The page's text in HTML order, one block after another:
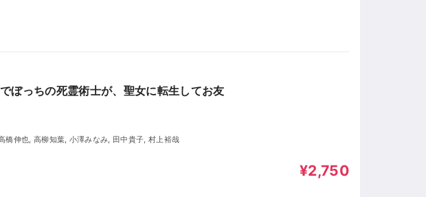
ぼっちの死霊術士が、聖女に転生してお友
橋伸也, 高柳知葉, 小澤みなみ, 田中貴子, 村上裕哉
¥2,750